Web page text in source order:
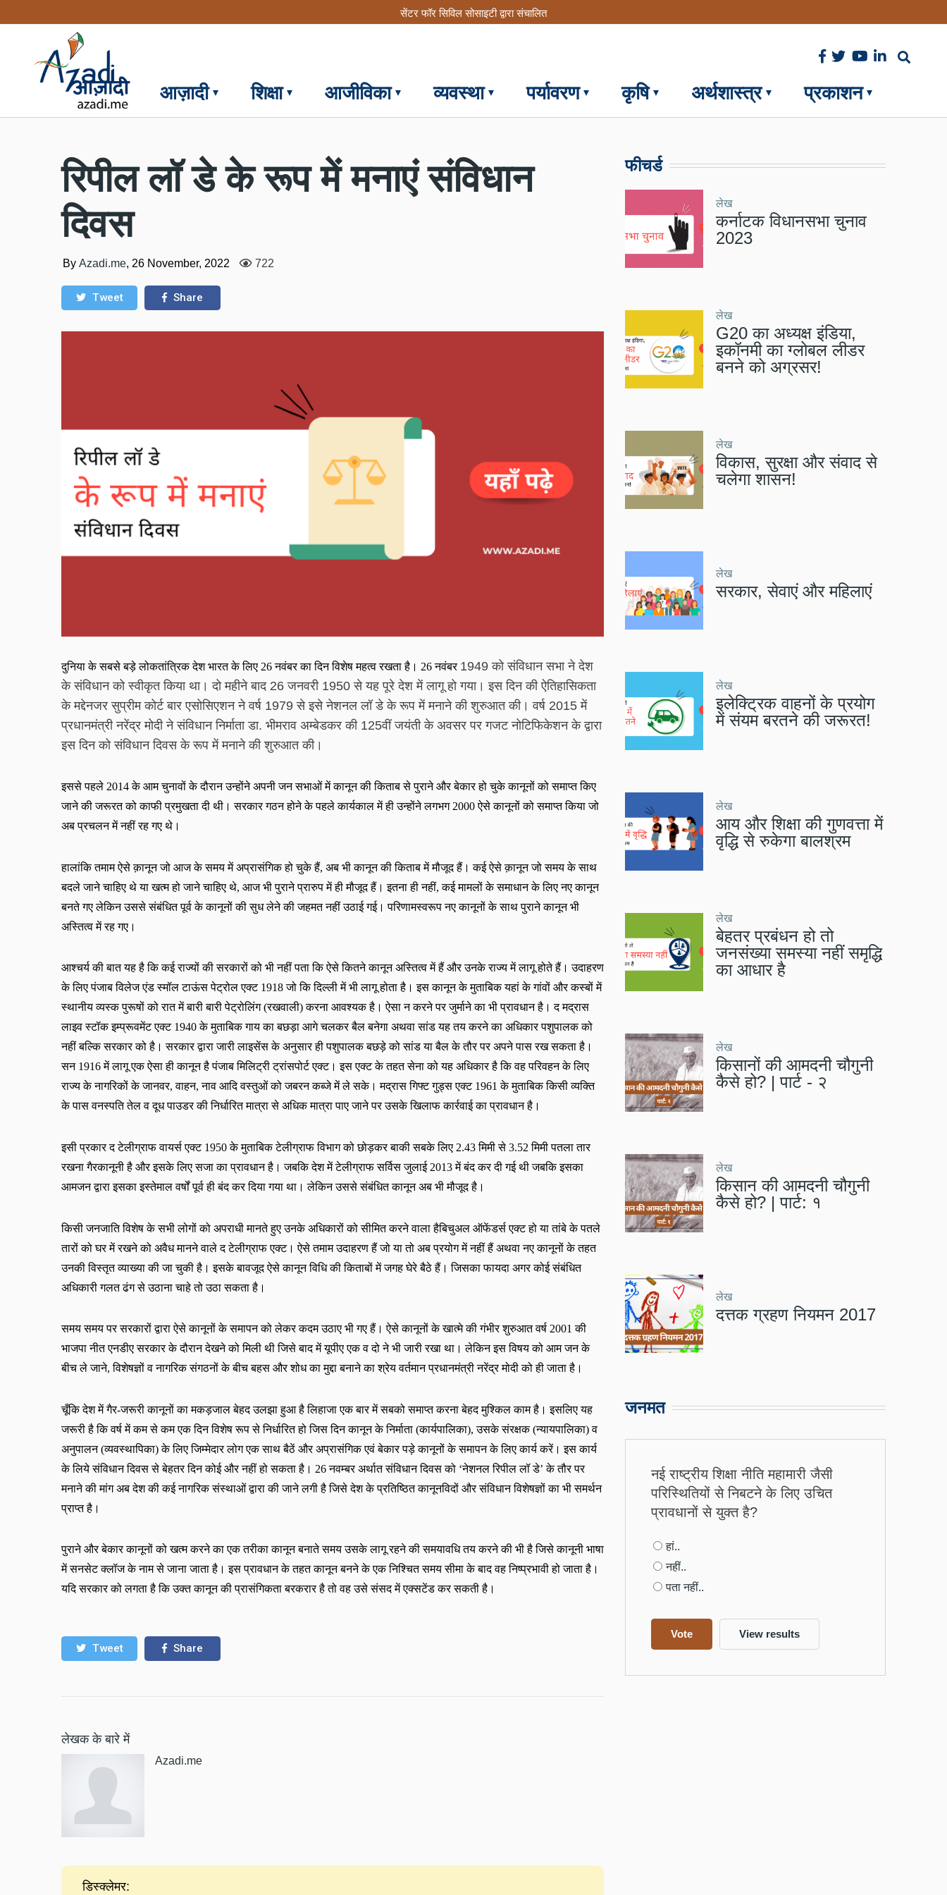
to
content
सेंटर फॉर सिविल सोसाइटी द्वारा संचालित
आज़ादी शिक्षा आजीविका व्यवस्था पर्यावरण कृषि अर्थशास्त्र प्रकाशन
रिपील लॉ डे के रूप में मनाएं संविधान
दिवस
By Azadi.me, 26 November, 2022 722
Tweet Share
दुनिया के सबसे बड़े लोकतांत्रिक देश भारत के लिए 26नवंबर का दिन विशेष महत्व रखता है। 26नवंबर 1949 को संविधान सभा ने देश
के संविधान को स्वीकृत किया था। दो महीने बाद 26 जनवरी 1950 से यह पूरे देश में लागू हो गया। इस दिन की ऐतिहासिकता
के मद्देनजर सुप्रीम कोर्ट बार एसोसिएशन ने वर्ष 1979 से इसे नेशनल लॉ डे के रूप में मनाने की शुरुआत की। वर्ष 2015 में
प्रधानमंत्री नरेंद्र मोदी ने संविधान निर्माता डा. भीमराव अम्बेडकर की 125वीं जयंती के अवसर पर गजट नोटिफिकेशन के द्वारा
इस दिन को संविधान दिवस के रूप में मनाने की शुरुआत की।
इससे पहले 2014 के आम चुनावों के दौरान उन्होंने अपनी जन सभाओं में कानून की किताब से पुराने और बेकार हो चुके कानूनों को समाप्त किए
जाने की जरूरत को काफी प्रमुखता दी थी। सरकार गठन होने के पहले कार्यकाल में ही उन्होंने लगभग 2000 ऐसे कानूनों को समाप्त किया जो
अब प्रचलन में नहीं रह गए थे।
हालांकि तमाम ऐसे क़ानून जो आज के समय में अप्रासंगिक हो चुके हैं, अब भी कानून की किताब में मौजूद हैं। कई ऐसे क़ानून जो समय के साथ
बदले जाने चाहिए थे या खत्म हो जाने चाहिए थे, आज भी पुराने प्रारुप में ही मौजूद हैं। इतना ही नहीं,कई मामलों के समाधान के लिए नए कानून
बनते गए लेकिन उससे संबंधित पूर्व के कानूनों की सुध लेने की जहमत नहीं उठाई गई। परिणामस्वरूप नए कानूनों के साथ पुराने कानून भी
अस्तित्व में रह गए।
आश्चर्य की बात यह है कि कई राज्यों की सरकारों को भी नहीं पता कि ऐसे कितने कानून अस्तित्व में हैं और उनके राज्य में लागू होते हैं। उदाहरण
के लिए पंजाब विलेज एंड स्मॉल टाऊंस पेट्रोल एक्ट 1918 जो कि दिल्ली में भी लागू होता है। इस कानून के मुताबिक यहां के गांवों और कस्बों में
स्थानीय व्यस्क पुरूषों को रात में बारी बारी पेट्रोलिंग (रखवाली) करना आवश्यक है। ऐसा न करने पर जुर्माने का भी प्रावधान है। द मद्रास
लाइव स्टॉक इम्प्रूवमेंट एक्ट 1940 के मुताबिक गाय का बछड़ा आगे चलकर बैल बनेगा अथवा सांड यह तय करने का अधिकार पशुपालक को
नहीं बल्कि सरकार को है। सरकार द्वारा जारी लाइसेंस के अनुसार ही पशुपालक बछड़े को सांड या बैल के तौर पर अपने पास रख सकता है।
सन 1916 में लागू एक ऐसा ही कानून है पंजाब मिलिट्री ट्रांसपोर्ट एक्ट। इस एक्ट के तहत सेना को यह अधिकार है कि वह परिवहन के लिए
राज्य के नागरिकों के जानवर, वाहन, नाव आदि वस्तुओं को जबरन कब्जे में ले सके। मद्रास गिफ्ट गुड्स एक्ट 1961 के मुताबिक किसी व्यक्ति
के पास वनस्पति तेल व दूध पाउडर की निर्धारित मात्रा से अधिक मात्रा पाए जाने पर उसके खिलाफ कार्रवाई का प्रावधान है।
इसी प्रकार द टेलीग्राफ वायर्स एक्ट 1950के मुताबिक टेलीग्राफ विभाग को छोड़कर बाकी सबके लिए 2.43मिमी से 3.52मिमी पतला तार
रखना गैरकानूनी है और इसके लिए सजा का प्रावधान है। जबकि देश में टेलीग्राफ सर्विस जुलाई 2013में बंद कर दी गई थी जबकि इसका
आमजन द्वारा इसका इस्तेमाल वर्षों पूर्व ही बंद कर दिया गया था। लेकिन उससे संबंधित कानून अब भी मौजूद है।
किसी जनजाति विशेष के सभी लोगों को अपराधी मानते हुए उनके अधिकारों को सीमित करने वाला हैबिचुअल ऑफेंडर्स एक्ट हो या तांबे के पतले
तारों को घर में रखने को अवैध मानने वाले द टेलीग्राफ एक्ट। ऐसे तमाम उदाहरण हैं जो या तो अब प्रयोग में नहीं हैं अथवा नए कानूनों के तहत
उनकी विस्तृत व्याख्या की जा चुकी है। इसके बावजूद ऐसे कानून विधि की किताबों में जगह घेरे बैठे हैं। जिसका फायदा अगर कोई संबंधित
अधिकारी गलत ढंग से उठाना चाहे तो उठा सकता है।
समय समय पर सरकारों द्वारा ऐसे कानूनों के समापन को लेकर कदम उठाए भी गए हैं। ऐसे कानूनों के खात्मे की गंभीर शुरुआत वर्ष 2001 की
भाजपा नीत एनडीए सरकार के दौरान देखने को मिली थी जिसे बाद में यूपीए एक व दो ने भी जारी रखा था। लेकिन इस विषय को आम जन के
बीच ले जाने, विशेषज्ञों व नागरिक संगठनों के बीच बहस और शोध का मुद्दा बनाने का श्रेय वर्तमान प्रधानमंत्री नरेंद्र मोदी को ही जाता है।
चूँकि देश में गैर-जरूरी कानूनों का मकड़जाल बेहद उलझा हुआ है लिहाजा एक बार में सबको समाप्त करना बेहद मुश्किल काम है। इसलिए यह
जरूरी है कि वर्ष में कम से कम एक दिन विशेष रूप से निर्धारित हो जिस दिन कानून के निर्माता (कार्यपालिका), उसके संरक्षक (न्यायपालिका) व
अनुपालन (व्यवस्थापिका) के लिए जिम्मेदार लोग एक साथ बैठें और अप्रासंगिक एवं बेकार पड़े कानूनों के समापन के लिए कार्य करें। इस कार्य
के लिये संविधान दिवस से बेहतर दिन कोई और नहीं हो सकता है। 26 नवम्बर अर्थात संविधान दिवस को ‘नेशनल रिपील लॉ डे’ के तौर पर
मनाने की मांग अब देश की कई नागरिक संस्थाओं द्वारा की जाने लगी है जिसे देश के प्रतिष्ठित कानूनविदों और संविधान विशेषज्ञों का भी समर्थन
प्राप्त है।
पुराने और बेकार कानूनों को खत्म करने का एक तरीका कानून बनाते समय उसके लागू रहने की समयावधि तय करने की भी है जिसे कानूनी भाषा
में सनसेट क्लॉज के नाम से जाना जाता है। इस प्रावधान के तहत कानून बनने के एक निश्चित समय सीमा के बाद वह निष्प्रभावी हो जाता है।
यदि सरकार को लगता है कि उक्त कानून की प्रासंगिकता बरकरार है तो वह उसे संसद में एक्सटेंड कर सकती है।
Tweet Share
लेखक के बारे में
Azadi.me
डिस्क्लेमर:
फीचर्ड
लेख
कर्नाटक विधानसभा चुनाव
2023
लेख
G20 का अध्यक्ष इंडिया,
इकॉनमी का ग्लोबल लीडर
बनने को अग्रसर!
लेख
विकास, सुरक्षा और संवाद से
चलेगा शासन!
लेख
सरकार, सेवाएं और महिलाएं
लेख
इलेक्ट्रिक वाहनों के प्रयोग
में संयम बरतने की जरूरत!
लेख
आय और शिक्षा की गुणवत्ता में
वृद्धि से रुकेगा बालश्रम
लेख
बेहतर प्रबंधन हो तो
जनसंख्या समस्या नहीं समृद्धि
का आधार है
लेख
किसानों की आमदनी चौगुनी
कैसे हो? | पार्ट - २
लेख
किसान की आमदनी चौगुनी
कैसे हो? | पार्ट: १
लेख
दत्तक ग्रहण नियमन 2017
जनमत
नई राष्ट्रीय शिक्षा नीति महामारी जैसी
परिस्थितियों से निबटने के लिए उचित
प्रावधानों से युक्त है?
Choices
हां..
नहीं..
पता नहीं..